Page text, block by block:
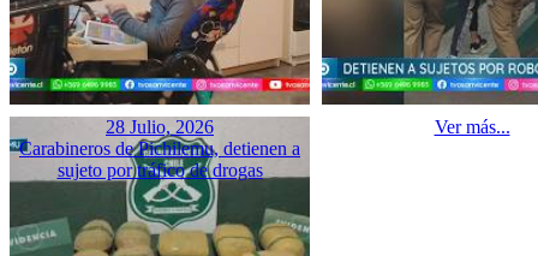
28 Julio, 2026
Carabineros de Pichilemu, detienen a
sujeto por tráfico de drogas
Ver más...